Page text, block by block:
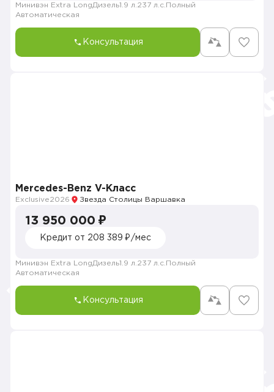
Минивэн Extra LongДизель1.9 л. 237 л.с. Полный
Автоматическая
Консультация
Mercedes-Benz V-Класс
Exclusive2026 Звезда Столицы Варшавка
13 950 000 ₽
Кредит от 208 389 ₽/мес
Минивэн Extra LongДизель1.9 л. 237 л.с. Полный
Автоматическая
Консультация